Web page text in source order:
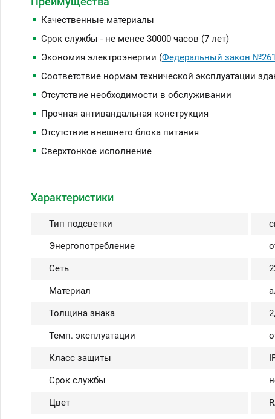
Качественные материалы
Срок службы - не менее 30000 часов (7 лет)
Экономия электроэнергии (Федеральный закон
Соответствие нормам технической эксплуатации
Отсутствие необходимости в обслуживании
Прочная антивандальная конструкция
Отсутствие внешнего блока питания
Сверхтонкое исполнение
Характеристики
Тип подсветки
Энергопотребление
Сеть
Материал
Толщина знака
Темп. эксплуатации
Класс защиты
Срок службы
Цвет